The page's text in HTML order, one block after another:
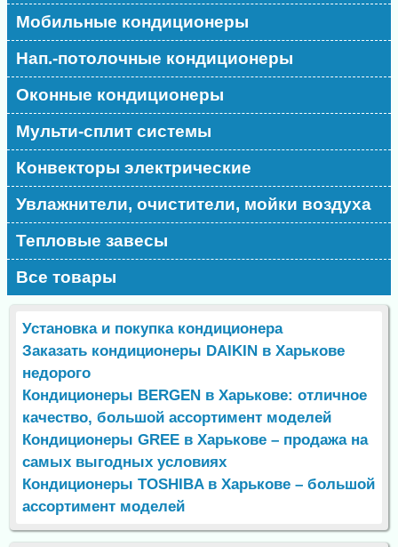
Мобильные кондиционеры
Нап.-потолочные кондиционеры
Оконные кондиционеры
Мульти-сплит системы
Конвекторы электрические
Увлажнители, очистители, мойки воздуха
Тепловые завесы
Все товары
Установка и покупка кондиционера
Заказать кондиционеры DAIKIN в Харькове
недорого
Кондиционеры BERGEN в Харькове: отличное
качество, большой ассортимент моделей
Кондиционеры GREE в Харькове – продажа на
самых выгодных условиях
Кондиционеры TOSHIBA в Харькове – большой
ассортимент моделей